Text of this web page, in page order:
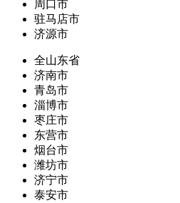
周口市
驻马店市
济源市
全山东省
济南市
青岛市
淄博市
枣庄市
东营市
烟台市
潍坊市
济宁市
泰安市